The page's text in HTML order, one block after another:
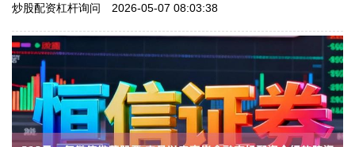
炒股配资杠杆询问 2026-05-07 08:03:38